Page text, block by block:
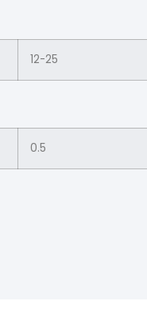
12-25
0.5